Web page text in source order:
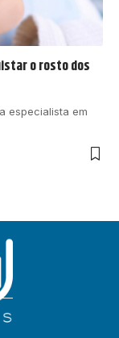
o rosto dos
especialista em